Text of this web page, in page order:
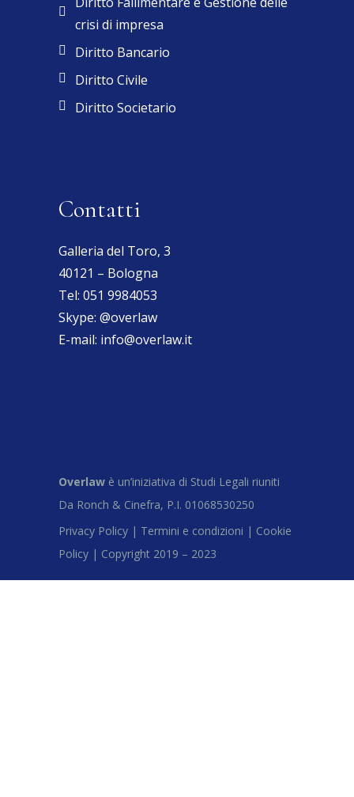
crisi di impresa
Diritto Bancario
Diritto Civile
Diritto Societario
Contatti
Galleria del Toro, 3
40121 – Bologna
Tel: 051 9984053
Skype: @overlaw
E-mail: info@overlaw.it
Overlaw è un’iniziativa di Studi Legali riuniti
Da Ronch & Cinefra, P.I. 01068530250
Privacy Policy | Termini e condizioni | Cookie
Policy | Copyright 2019 – 2023